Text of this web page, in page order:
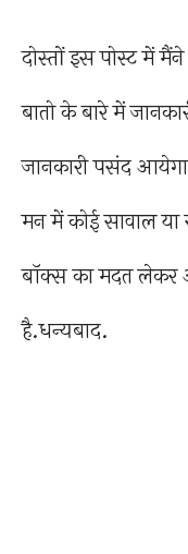
दोस्तों इस पोस्ट में
बातो के बारे में
जानकारी पसंद
मन में कोई सावाल
बॉक्स का मदत
है.धन्यबाद.